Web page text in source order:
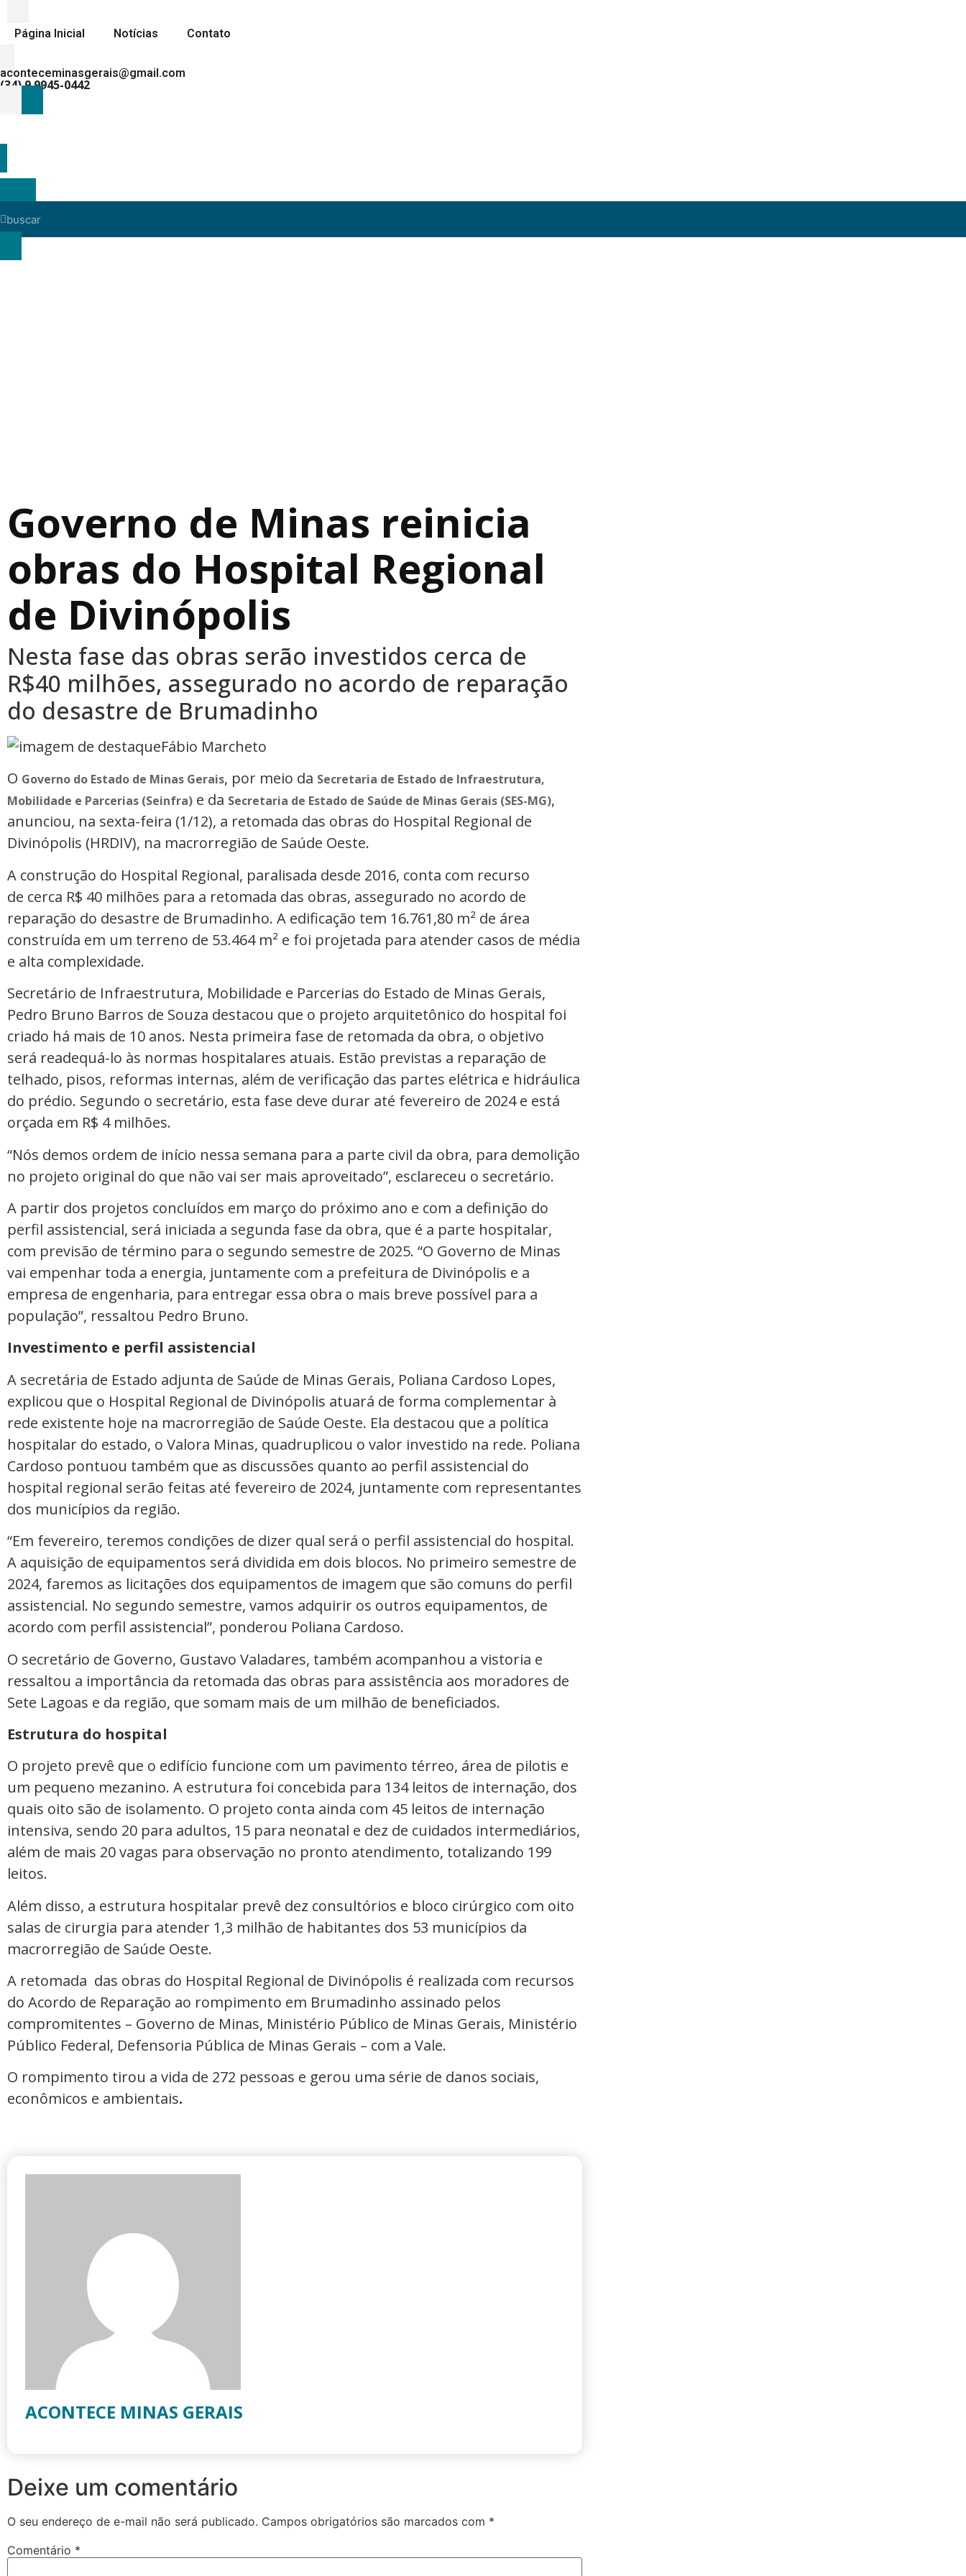
Página Inicial Notícias Contato
aconteceminasgerais@gmail.com
(34) 9.9945-0442
MENU
Governo de Minas reinicia
obras do Hospital Regional
de Divinópolis
Nesta fase das obras serão investidos cerca de
R$40 milhões, assegurado no acordo de reparação
do desastre de Brumadinho
Fábio Marcheto
O Governo do Estado de Minas Gerais, por meio da Secretaria de Estado de Infraestrutura,
Mobilidade e Parcerias (Seinfra) e da Secretaria de Estado de Saúde de Minas Gerais (SES-MG),
anunciou, na sexta-feira (1/12), a retomada das obras do Hospital Regional de
Divinópolis (HRDIV), na macrorregião de Saúde Oeste.
A construção do Hospital Regional, paralisada desde 2016, conta com recurso
de cerca R$ 40 milhões para a retomada das obras, assegurado no acordo de
reparação do desastre de Brumadinho. A edificação tem 16.761,80 m² de área
construída em um terreno de 53.464 m² e foi projetada para atender casos de média
e alta complexidade.
Secretário de Infraestrutura, Mobilidade e Parcerias do Estado de Minas Gerais,
Pedro Bruno Barros de Souza destacou que o projeto arquitetônico do hospital foi
criado há mais de 10 anos. Nesta primeira fase de retomada da obra, o objetivo
será readequá-lo às normas hospitalares atuais. Estão previstas a reparação de
telhado, pisos, reformas internas, além de verificação das partes elétrica e hidráulica
do prédio. Segundo o secretário, esta fase deve durar até fevereiro de 2024 e está
orçada em R$ 4 milhões.
“Nós demos ordem de início nessa semana para a parte civil da obra, para demolição
no projeto original do que não vai ser mais aproveitado”, esclareceu o secretário.
A partir dos projetos concluídos em março do próximo ano e com a definição do
perfil assistencial, será iniciada a segunda fase da obra, que é a parte hospitalar,
com previsão de término para o segundo semestre de 2025. “O Governo de Minas
vai empenhar toda a energia, juntamente com a prefeitura de Divinópolis e a
empresa de engenharia, para entregar essa obra o mais breve possível para a
população”, ressaltou Pedro Bruno.
Investimento e perfil assistencial
A secretária de Estado adjunta de Saúde de Minas Gerais, Poliana Cardoso Lopes,
explicou que o Hospital Regional de Divinópolis atuará de forma complementar à
rede existente hoje na macrorregião de Saúde Oeste. Ela destacou que a política
hospitalar do estado, o Valora Minas, quadruplicou o valor investido na rede. Poliana
Cardoso pontuou também que as discussões quanto ao perfil assistencial do
hospital regional serão feitas até fevereiro de 2024, juntamente com representantes
dos municípios da região.
“Em fevereiro, teremos condições de dizer qual será o perfil assistencial do hospital.
A aquisição de equipamentos será dividida em dois blocos. No primeiro semestre de
2024, faremos as licitações dos equipamentos de imagem que são comuns do perfil
assistencial. No segundo semestre, vamos adquirir os outros equipamentos, de
acordo com perfil assistencial”, ponderou Poliana Cardoso.
O secretário de Governo, Gustavo Valadares, também acompanhou a vistoria e
ressaltou a importância da retomada das obras para assistência aos moradores de
Sete Lagoas e da região, que somam mais de um milhão de beneficiados.
Estrutura do hospital
O projeto prevê que o edifício funcione com um pavimento térreo, área de pilotis e
um pequeno mezanino. A estrutura foi concebida para 134 leitos de internação, dos
quais oito são de isolamento. O projeto conta ainda com 45 leitos de internação
intensiva, sendo 20 para adultos, 15 para neonatal e dez de cuidados intermediários,
além de mais 20 vagas para observação no pronto atendimento, totalizando 199
leitos.
Além disso, a estrutura hospitalar prevê dez consultórios e bloco cirúrgico com oito
salas de cirurgia para atender 1,3 milhão de habitantes dos 53 municípios da
macrorregião de Saúde Oeste.
A retomada das obras do Hospital Regional de Divinópolis é realizada com recursos
do Acordo de Reparação ao rompimento em Brumadinho assinado pelos
compromitentes – Governo de Minas, Ministério Público de Minas Gerais, Ministério
Público Federal, Defensoria Pública de Minas Gerais – com a Vale.
O rompimento tirou a vida de 272 pessoas e gerou uma série de danos sociais,
econômicos e ambientais.
ACONTECE MINAS GERAIS
Deixe um comentário
O seu endereço de e-mail não será publicado. Campos obrigatórios são marcados com *
Comentário *